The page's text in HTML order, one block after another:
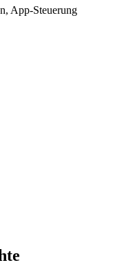
App-Steuerung